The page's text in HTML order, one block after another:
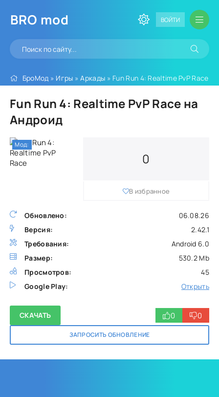
BRO mod ВОЙТИ
БроМод » Игры »Аркады » Fun Run 4: Realtime PvP Race
Fun Run 4: Realtime PvP Race на
Андроид
Обновлено:
06.08.26
Версия:
2.42.1
Требования:
Android 6.0
Размер:
530.2 Mb
Просмотров:
45
Google Play:
Открыть
0
В избранное
СКАЧАТЬ
ЗАПРОСИТЬ ОБНОВЛЕНИЕ
0 0
Мод: